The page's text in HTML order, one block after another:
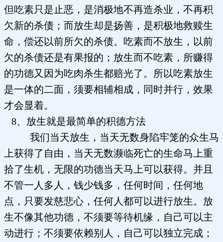
但吃素只是止恶，是消极地不再造杀业，不再积
欠新的杀债；而放生却是扬善，是积极地救赎生
命，偿还以前所欠的杀债。吃素而不放生，以前
欠的杀债还是有果报的；放生而不吃素，所赚得
的功德又因为吃肉杀生都赔光了。所以吃素放生
是一体的二面，须要相辅相成，同时并行，效果
才会显着。
8、放生就是最简单的积德方法
我们当天放生，当天无数身陷牢笼的众生马
上获得了自由，当天无数濒临死亡的生命马上重
拾了生机，无限的功德当天马上可以获得。并且
不管一人多人，钱少钱多，任何时间，任何地
点，只要发慈悲心，任何人都可以进行放生。放
生不像其他功德，不须要等待机缘，自己可以主
动进行；不须要依赖别人，自己可以独立完成；